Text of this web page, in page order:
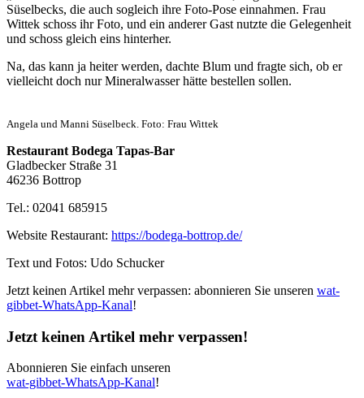
Süselbecks, die auch sogleich ihre Foto-Pose einnahmen. Frau
Wittek schoss ihr Foto, und ein anderer Gast nutzte die Gelegenheit
und schoss gleich eins hinterher.
Na, das kann ja heiter werden, dachte Blum und fragte sich, ob er
vielleicht doch nur Mineralwasser hätte bestellen sollen.
Angela und Manni Süselbeck. Foto: Frau Wittek
Restaurant Bodega Tapas-Bar
Gladbecker Straße 31
46236 Bottrop
Tel.: 02041 685915
Website Restaurant: https://bodega-bottrop.de/
Text und Fotos: Udo Schucker
Jetzt keinen Artikel mehr verpassen: abonnieren Sie unseren wat-
gibbet-WhatsApp-Kanal!
Jetzt keinen Artikel mehr verpassen!
Abonnieren Sie einfach unseren
wat-gibbet-WhatsApp-Kanal!